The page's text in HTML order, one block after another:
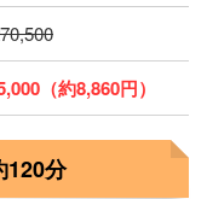
（約8,860円）
分